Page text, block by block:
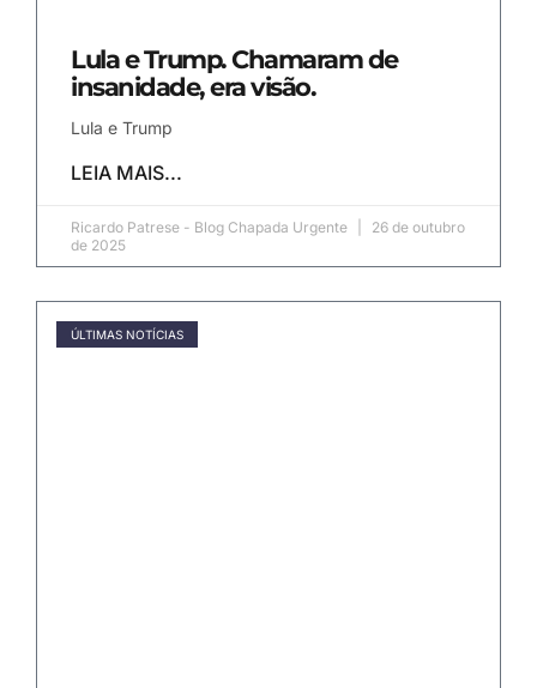
Lula e Trump. Chamaram de
insanidade, era visão.
Lula e Trump
LEIA MAIS...
Ricardo Patrese - Blog Chapada Urgente
26 de outubro
de 2025
ÚLTIMAS NOTÍCIAS